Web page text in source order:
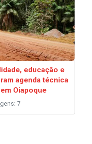
educação e
agenda técnica
Oiapoque
7